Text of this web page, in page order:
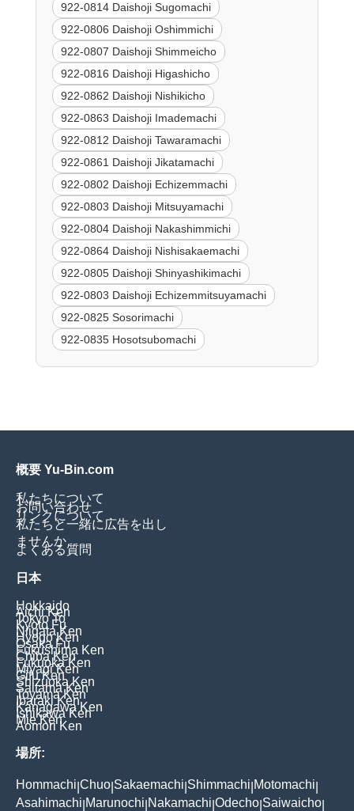
922-0814 Daishoji Sugomachi
922-0806 Daishoji Oshimmichi
922-0807 Daishoji Shimmeicho
922-0816 Daishoji Higashicho
922-0862 Daishoji Nishikicho
922-0863 Daishoji Imademachi
922-0812 Daishoji Tawaramachi
922-0861 Daishoji Jikatamachi
922-0802 Daishoji Echizemmachi
922-0803 Daishoji Mitsuyamachi
922-0804 Daishoji Nakashimmichi
922-0864 Daishoji Nishisakaemachi
922-0805 Daishoji Shinyashikimachi
922-0803 Daishoji Echizemmitsuyamachi
922-0825 Sosorimachi
922-0835 Hosotsubomachi
概要 Yu-Bin.com
私たちについて
お問い合わせ
リンクについて
私たちと一緒に広告を出し
ませんか
よくある質問
日本
Hokkaido
Aichi Ken
Tokyo To
Kyoto Fu
Niigata Ken
Hyogo Ken
Osaka Fu
Fukushima Ken
Chiba Ken
Fukuoka Ken
Miyagi Ken
Gifu Ken
Shizuoka Ken
Saitama Ken
Toyama Ken
Ibaraki Ken
Kanagawa Ken
Ishikawa Ken
Mie Ken
Aomori Ken
場所:
Hommachi Chuo Sakaemachi Shimmachi Motomachi
Asahimachi Marunochi Nakamachi Odecho Saiwaicho